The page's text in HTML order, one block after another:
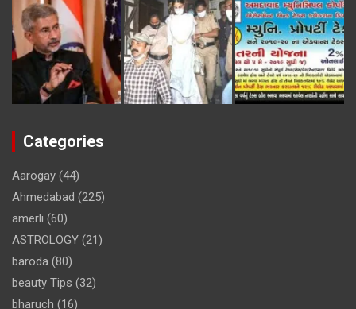
Categories
Aarogay (44)
Ahmedabad (225)
amerli (60)
ASTROLOGY (21)
baroda (80)
beauty Tips (32)
bharuch (16)